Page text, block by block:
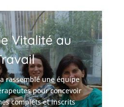
Vitalité au
rassemblé une équipe
pour concevoir
complets et inscrits